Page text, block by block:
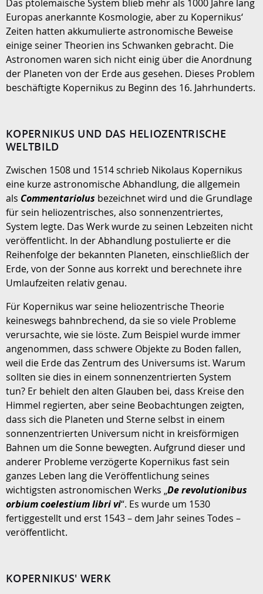
Das ptolemäische System blieb mehr als 1000 Jahre lang
Europas anerkannte Kosmologie, aber zu Kopernikus‘
Zeiten hatten akkumulierte astronomische Beweise
einige seiner Theorien ins Schwanken gebracht. Die
Astronomen waren sich nicht einig über die Anordnung
der Planeten von der Erde aus gesehen. Dieses Problem
beschäftigte Kopernikus zu Beginn des 16. Jahrhunderts.
KOPERNIKUS UND DAS HELIOZENTRISCHE
WELTBILD
Zwischen 1508 und 1514 schrieb Nikolaus Kopernikus
eine kurze astronomische Abhandlung, die allgemein
als Commentariolus bezeichnet wird und die Grundlage
für sein heliozentrisches, also sonnenzentriertes,
System legte. Das Werk wurde zu seinen Lebzeiten nicht
veröffentlicht. In der Abhandlung postulierte er die
Reihenfolge der bekannten Planeten, einschließlich der
Erde, von der Sonne aus korrekt und berechnete ihre
Umlaufzeiten relativ genau.
Für Kopernikus war seine heliozentrische Theorie
keineswegs bahnbrechend, da sie so viele Probleme
verursachte, wie sie löste. Zum Beispiel wurde immer
angenommen, dass schwere Objekte zu Boden fallen,
weil die Erde das Zentrum des Universums ist. Warum
sollten sie dies in einem sonnenzentrierten System
tun? Er behielt den alten Glauben bei, dass Kreise den
Himmel regierten, aber seine Beobachtungen zeigten,
dass sich die Planeten und Sterne selbst in einem
sonnenzentrierten Universum nicht in kreisförmigen
Bahnen um die Sonne bewegten. Aufgrund dieser und
anderer Probleme verzögerte Kopernikus fast sein
ganzes Leben lang die Veröffentlichung seines
wichtigsten astronomischen Werks „De revolutionibus
orbium coelestium libri vi“. Es wurde um 1530
fertiggestellt und erst 1543 – dem Jahr seines Todes –
veröffentlicht.
KOPERNIKUS' WERK